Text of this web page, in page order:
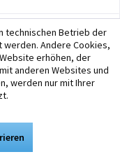
technischen Betrieb der
Andere Cookies,
erhöhen, der
anderen Websites und
werden nur mit Ihrer